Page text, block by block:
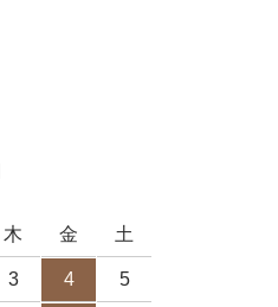
木 金 土
3 4 5